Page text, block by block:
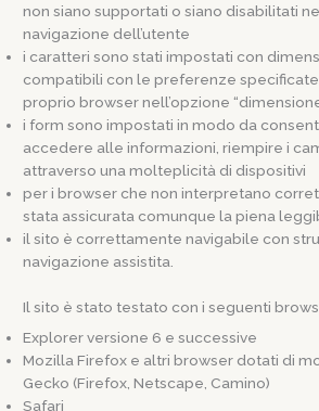
non siano supportati o siano disabilitati
navigazione dell’utente
i caratteri sono stati impostati con
compatibili con le preferenze specificate
proprio browser nell’opzione
i form sono impostati in modo da
accedere alle informazioni, riempire i
attraverso una molteplicità di dispositivi
per i browser che non interpretano
stata assicurata comunque la piena
il sito è correttamente navigabile con
navigazione assistita.
Il sito è stato testato con i seguenti
Explorer versione 6 e successive
Mozilla Firefox e altri browser dotati di
Gecko (Firefox, Netscape, Camino)
Safari